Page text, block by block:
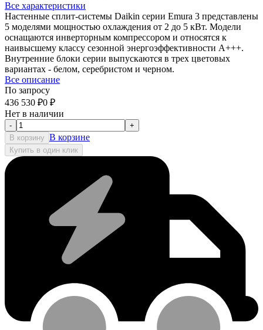
Все характеристики
Настенные сплит-системы Daikin серии Emura 3 представлены
5 моделями мощностью охлаждения от 2 до 5 кВт. Модели
оснащаются инверторным компрессором и относятся к
наивысшему классу сезонной энергоэффективности А+++.
Внутренние блоки серии выпускаются в трех цветовых
вариантах - белом, серебристом и черном.
Все описание
По запросу
436 530 ₽0 ₽
Нет в наличии
-
+
В корзину В корзине
Купить в один клик